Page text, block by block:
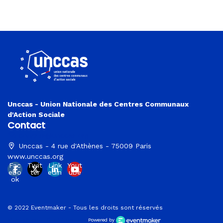
Unccas - Union Nationale des Centres Communaux
d'Action Sociale
Contact
Unccas - 4 rue d'Athènes - 75009 Paris
www.unccas.org
Fac
ebo
ok
Twit
ter
Link
edin
Yout
ube
© 2022 Eventmaker - Tous les droits sont réservés
Powered by